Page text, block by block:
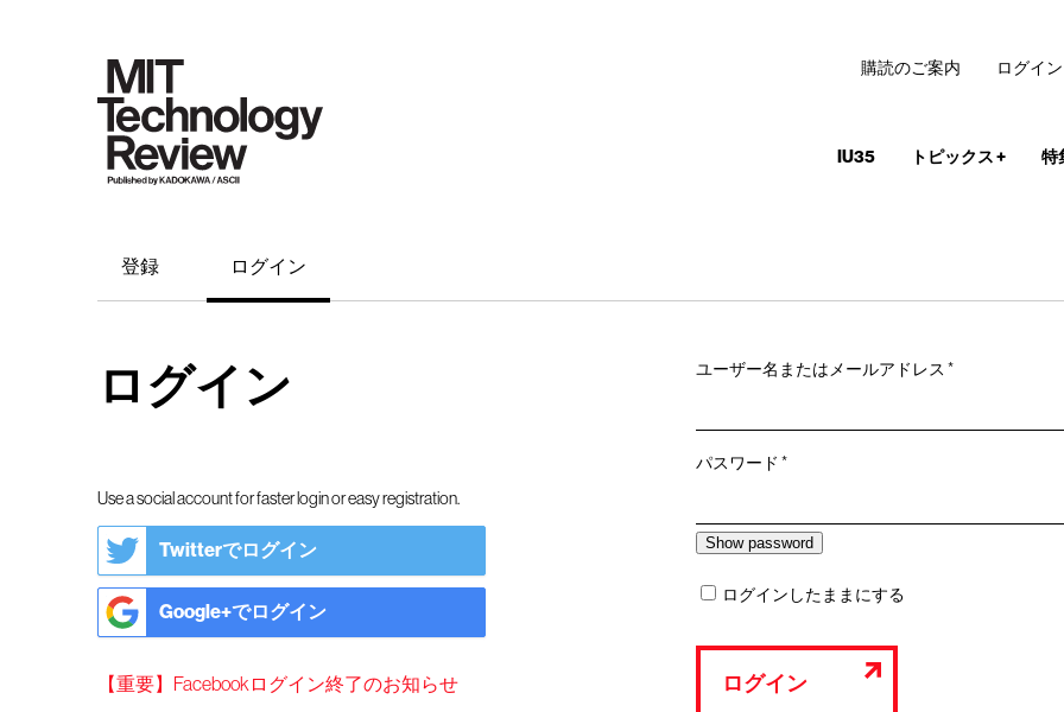
IU35 トピックス+ 特
購読のご案内 ログイン
登録 ログイン
ログイン
Use a social account for faster login or easy registration.
Twitterでログイン
Google+でログイン
【重要】Facebookログイン終了のお知らせ
ユーザー名またはメールアドレス*必
パスワード*必
ログインしたままにする
ログイン